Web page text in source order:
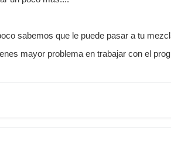
sabemos que le puede pasar a tu
mayor problema en trabajar con el